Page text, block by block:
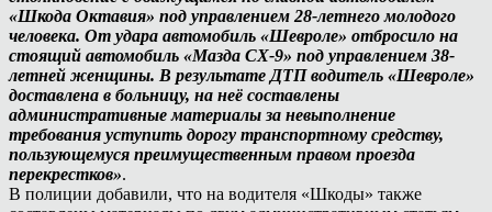
«Шкода Октавия» под управлением 28-летнего молодого
человека. От удара автомобиль «Шевроле» отбросило на
стоящий автомобиль «Мазда СХ-9» под управлением 38-
летней женщины. В результате ДТП водитель «Шевроле»
доставлена в больницу, на неё составлены
административные материалы за невыполнение
требования уступить дорогу транспортному средству,
пользующемуся преимущественным правом проезда
перекрестков».
В полиции добавили, что на водителя «Шкоды» также